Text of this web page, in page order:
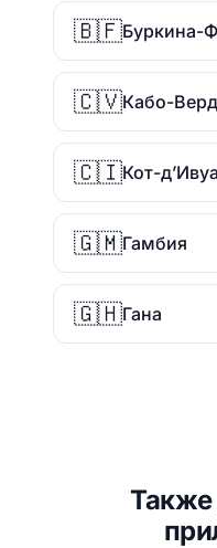
🇧🇫Буркина-
🇨🇻Кабо-
🇨🇮Кот-
🇬🇲Гамбия
🇬🇭Гана
Также